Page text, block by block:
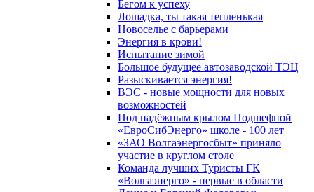
Бегом к успеху
Лошадка, ты такая тепленькая
Новоселье с барьерами
Энергия в крови!
Испытание зимой
Большое будущее автозаводской ТЭЦ
Разыскивается энергия!
ВЭС - новые мощности для новых
возможностей
Под надёжным крылом Подшефной
«ЕвроСибЭнерго» школе - 100 лет
«ЗАО Волгаэнергосбыт» приняло
участие в круглом столе
Команда лучших Туристы ГК
«Волгаэнерго» - первые в области